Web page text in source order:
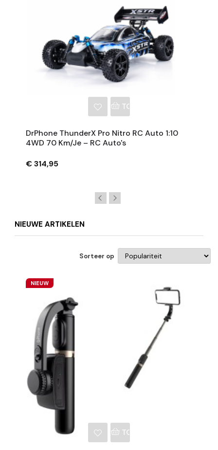
TOEVOEGEN AAN
DrPhone ThunderX Pro Nitro RC Auto 1:10
4WD 70 Km/je – RC Auto's
€ 314,95
NIEUWE ARTIKELEN
Sorteer op
NIEUW
TOEVOEGEN AAN